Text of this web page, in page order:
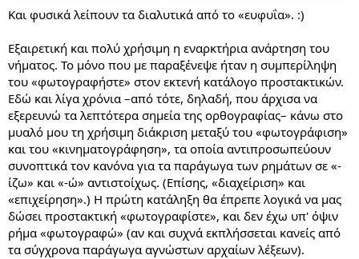
Και φυσικά λείπουν τα διαλυτικά από το «ευφυΐα». :)
Εξαιρετική και πολύ χρήσιμη η εναρκτήρια ανάρτηση του
νήματος. Το μόνο που με παραξένεψε ήταν η συμπερίληψη
του «φωτογραφήστε» στον εκτενή κατάλογο προστακτικών.
Εδώ και λίγα χρόνια –από τότε, δηλαδή, που άρχισα να
εξερευνώ τα λεπτότερα σημεία της ορθογραφίας– κάνω στο
μυαλό μου τη χρήσιμη διάκριση μεταξύ του «φωτογράφιση»
και του «κινηματογράφηση», τα οποία αντιπροσωπεύουν
συνοπτικά τον κανόνα για τα παράγωγα των ρημάτων σε «-
ίζω» και «-ώ» αντιστοίχως. (Επίσης, «διαχείριση» και
«επιχείρηση».) Η πρώτη κατάληξη θα έπρεπε λογικά να μας
δώσει προστακτική «φωτογραφίστε», και δεν έχω υπ' όψιν
ρήμα «φωτογραφώ» (αν και συχνά εκπλήσσεται κανείς από
τα σύγχρονα παράγωγα αγνώστων αρχαίων λέξεων).